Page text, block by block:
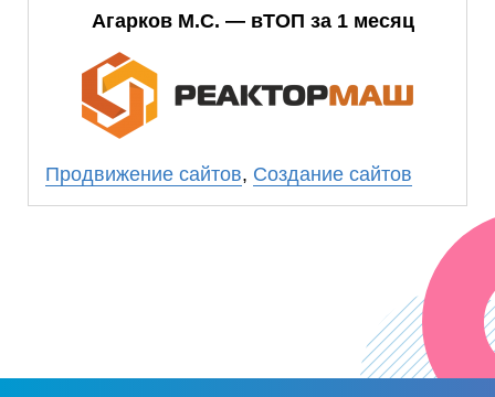
Работа выполнена профессионально.
Планируем в ближайшее время заказать в
ООО «Прогресс Сайт» услуги по раскрутке
сайта.
Агарков М.С. — вТОП за 1 месяц
Продвижение сайтов, Создание сайтов